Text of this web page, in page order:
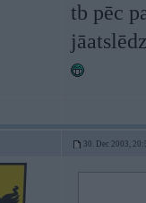
tb pēc
30. Dec 2003,